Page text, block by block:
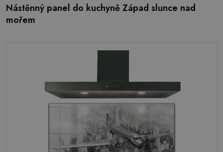
Nástěnný panel do kuchyně Západ slunce nad
mořem